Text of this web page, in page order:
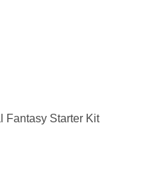
Fantasy Starter Kit